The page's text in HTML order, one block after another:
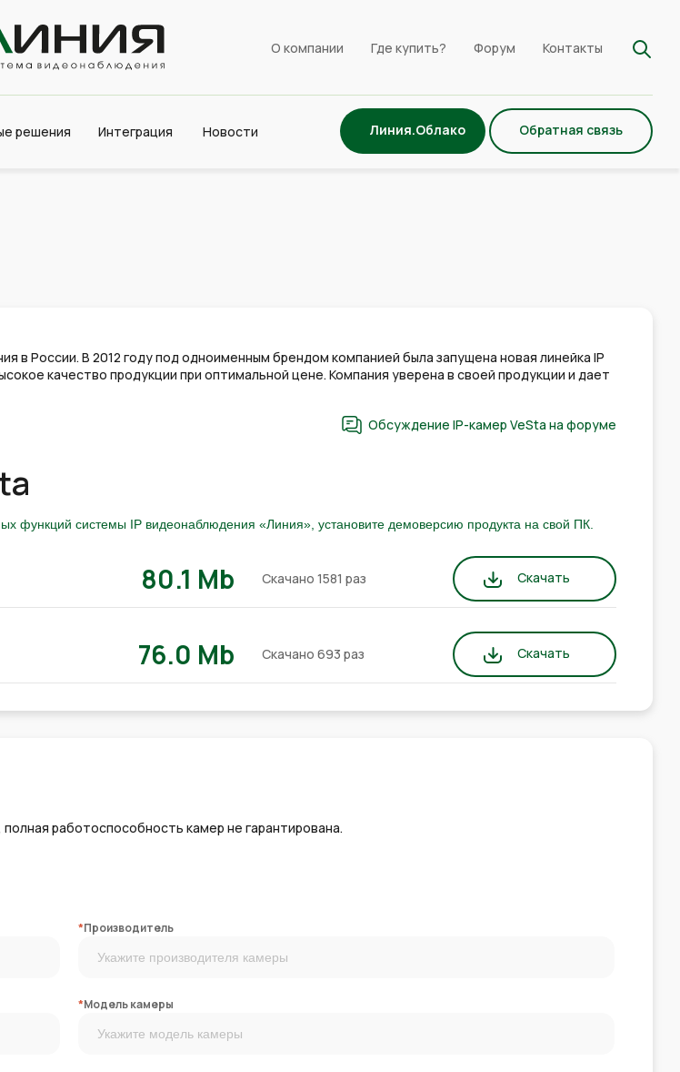
О компании Где купить? Форум Контакты
решения Интеграция Новости Линия.Облако Обратная связь
в России. В 2012 году под одноименным брендом компанией была запущена новая линейка IP
качество продукции при оптимальной цене. Компания уверена в своей продукции и дает
Обсуждение IP-камер VeSta на форуме
функций системы IP видеонаблюдения «Линия», установите демоверсию продукта на свой ПК.
80.1 Mb Скачано 1581 раз Скачать
76.0 Mb Скачано 693 раз Скачать
работоспособность камер не гарантирована.
*Производитель
*Модель камеры